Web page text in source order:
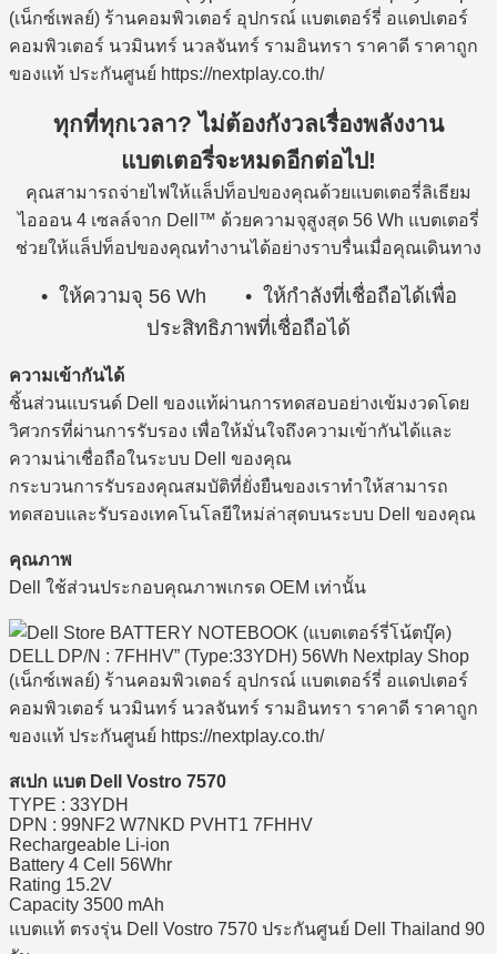
ทุกที่ทุกเวลา? ไม่ต้องกังวลเรื่องพลังงาน
แบตเตอรี่จะหมดอีกต่อไป!
คุณสามารถจ่ายไฟให้แล็ปท็อปของคุณด้วยแบตเตอรี่ลิเธียม
ไอออน 4 เซลล์จาก Dell™ ด้วยความจุสูงสุด 56 Wh แบตเตอรี่
ช่วยให้แล็ปท็อปของคุณทำงานได้อย่างราบรื่นเมื่อคุณเดินทาง
• ให้ความจุ 56 Wh • ให้กำลังที่เชื่อถือได้เพื่อ
ประสิทธิภาพที่เชื่อถือได้
ความเข้ากันได้
ชิ้นส่วนแบรนด์ Dell ของแท้ผ่านการทดสอบอย่างเข้มงวดโดย
วิศวกรที่ผ่านการรับรอง เพื่อให้มั่นใจถึงความเข้ากันได้และ
ความน่าเชื่อถือในระบบ Dell ของคุณ
กระบวนการรับรองคุณสมบัติที่ยั่งยืนของเราทำให้สามารถ
ทดสอบและรับรองเทคโนโลยีใหม่ล่าสุดบนระบบ Dell ของคุณ
คุณภาพ
Dell ใช้ส่วนประกอบคุณภาพเกรด OEM เท่านั้น
สเปก แบต Dell Vostro 7570
TYPE : 33YDH
DPN : 99NF2 W7NKD PVHT1 7FHHV
Rechargeable Li-ion
Battery 4 Cell 56Whr
Rating 15.2V
Capacity 3500 mAh
แบตแท้ ตรงรุ่น Dell Vostro 7570 ประกันศูนย์ Dell Thailand 90